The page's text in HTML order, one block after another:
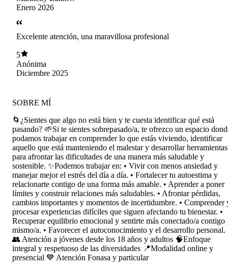
Matus Dorich
Enero 2026
Excelente atención, una maravillosa profesional
5
Anónima
Diciembre 2025
SOBRE MÍ
🌀¿Sientes que algo no está bien y te cuesta identificar qué está
pasando? 🌱Si te sientes sobrepasado/a, te ofrezco un espacio
podamos trabajar en comprender lo que estás viviendo, identificar
aquello que está manteniendo el malestar y desarrollar herramientas
para afrontar las dificultades de una manera más saludable y
sostenible. ✨Podemos trabajar en: • Vivir con menos ansiedad y
manejar mejor el estrés del día a día. • Fortalecer tu autoestima y
relacionarte contigo de una forma más amable. • Aprender a poner
límites y construir relaciones más saludables. • Afrontar pérdidas,
cambios importantes y momentos de incertidumbre. • Comprender
procesar experiencias difíciles que siguen afectando tu bienestar. •
Recuperar equilibrio emocional y sentirte más conectado/a contigo
mismo/a. • Favorecer el autoconocimiento y el desarrollo personal.
👥 Atención a jóvenes desde los 18 años y adultos 🧠Enfoque
integral y respetuoso de las diversidades 📍Modalidad online y
presencial 💙 Atención Fonasa y particular